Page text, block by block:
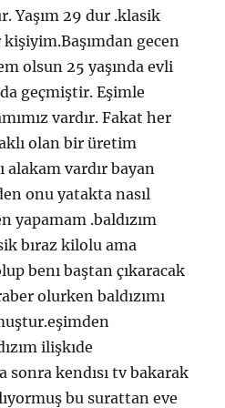
Yaşım 29 dur .klasik
kişiyim.Başımdan gecen
olsun 25 yaşında evli
geçmiştir. Eşimle
vardır. Fakat her
olan bir üretim
alakam vardır bayan
onu yatakta nasıl
yapamam .baldızım
bıraz kilolu ama
benı baştan çıkaracak
olurken baldızımı
ilişkıde
sonra kendısı tv bakarak
bu surattan eve